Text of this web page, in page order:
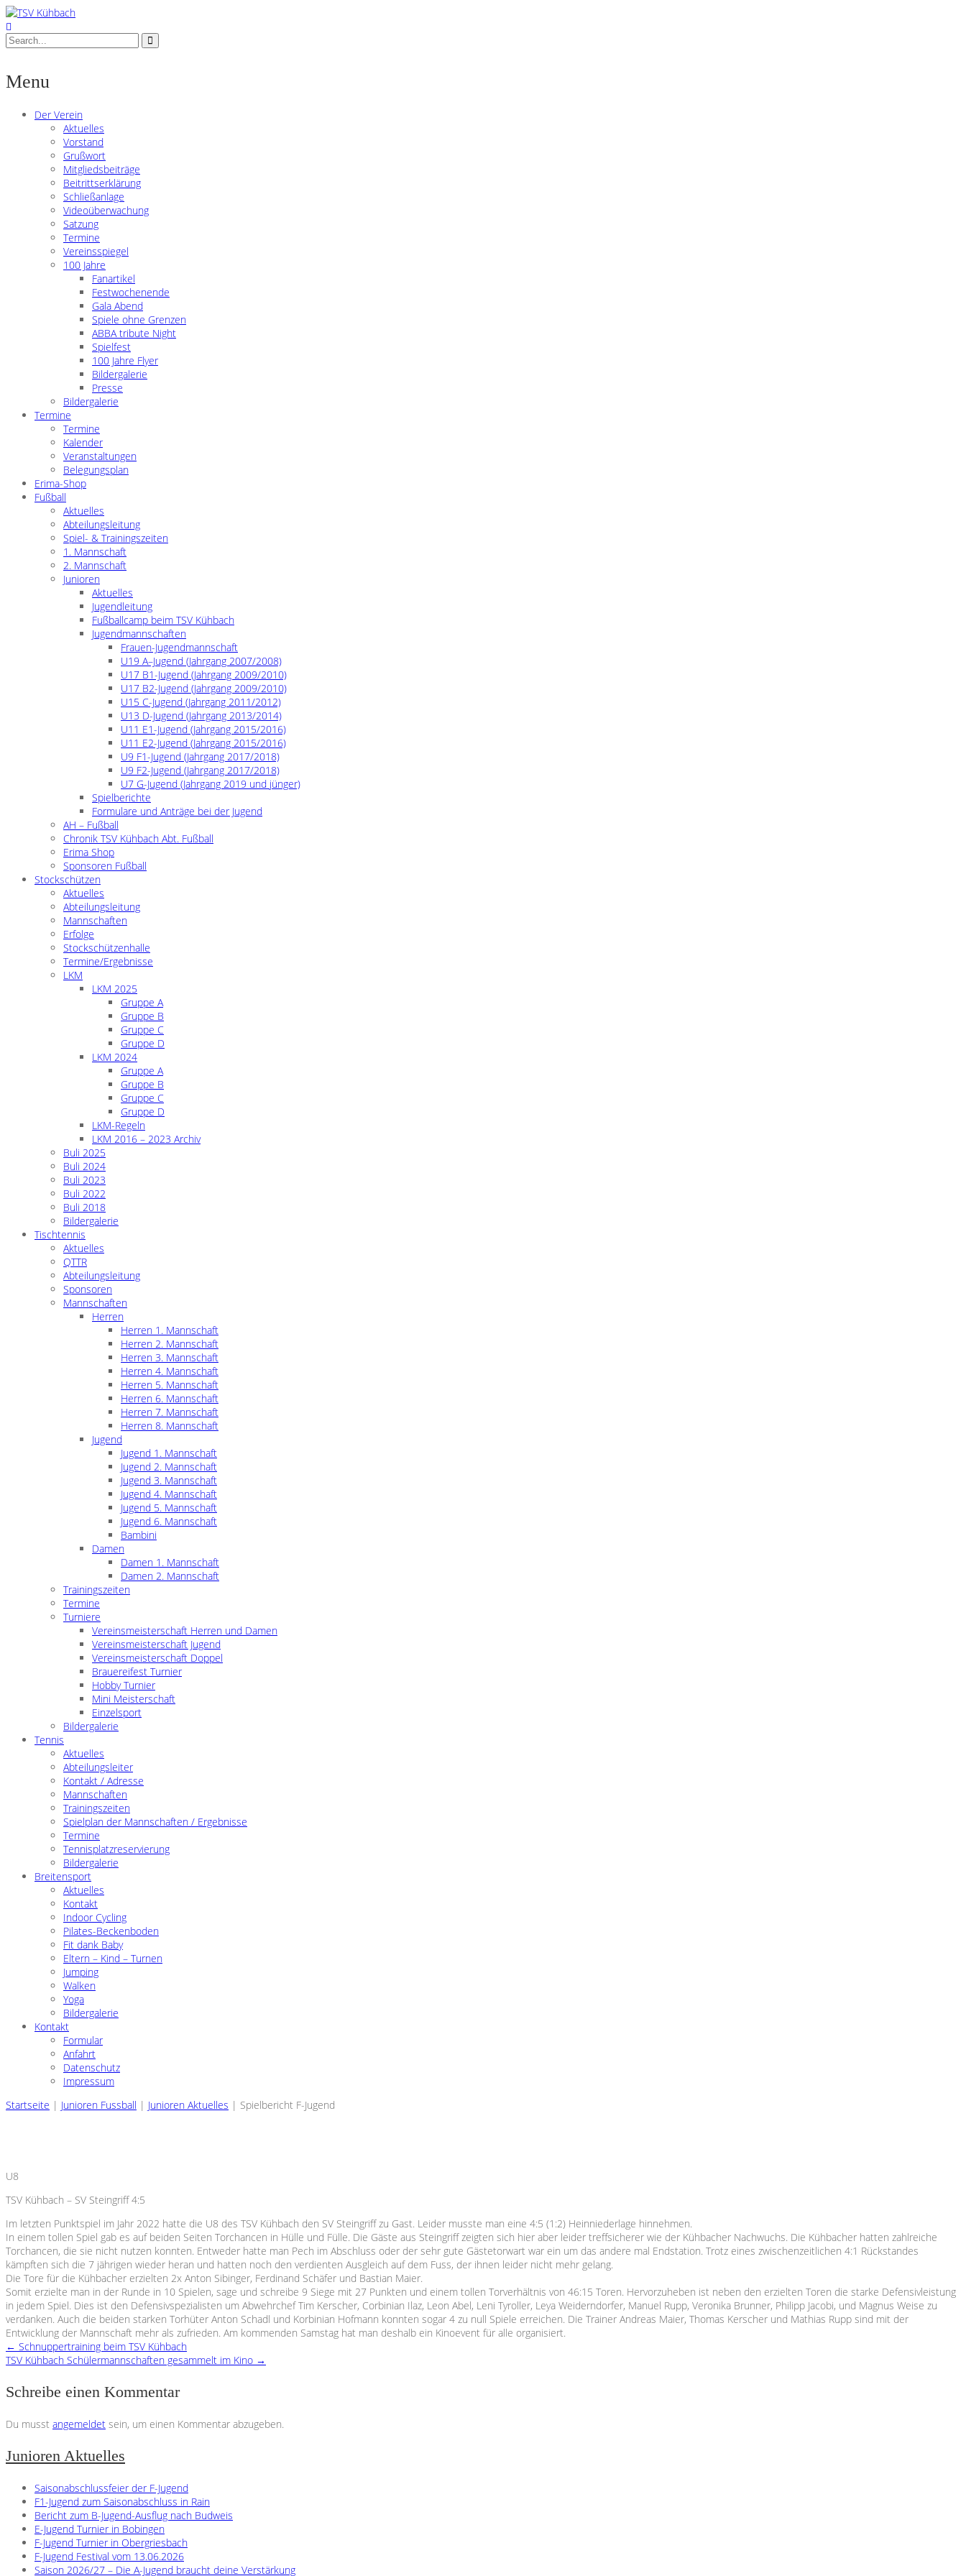
Menu
Der Verein
Aktuelles
Vorstand
Grußwort
Mitgliedsbeiträge
Beitrittserklärung
Schließanlage
Videoüberwachung
Satzung
Termine
Vereinsspiegel
100 Jahre
Fanartikel
Festwochenende
Gala Abend
Spiele ohne Grenzen
ABBA tribute Night
Spielfest
100 Jahre Flyer
Bildergalerie
Presse
Bildergalerie
Termine
Termine
Kalender
Veranstaltungen
Belegungsplan
Erima-Shop
Fußball
Aktuelles
Abteilungsleitung
Spiel- & Trainingszeiten
1. Mannschaft
2. Mannschaft
Junioren
Aktuelles
Jugendleitung
Fußballcamp beim TSV Kühbach
Jugendmannschaften
Frauen-Jugendmannschaft
U19 A–Jugend (Jahrgang 2007/2008)
U17 B1-Jugend (Jahrgang 2009/2010)
U17 B2-Jugend (Jahrgang 2009/2010)
U15 C-Jugend (Jahrgang 2011/2012)
U13 D-Jugend (Jahrgang 2013/2014)
U11 E1-Jugend (Jahrgang 2015/2016)
U11 E2-Jugend (Jahrgang 2015/2016)
U9 F1-Jugend (Jahrgang 2017/2018)
U9 F2-Jugend (Jahrgang 2017/2018)
U7 G-Jugend (Jahrgang 2019 und jünger)
Spielberichte
Formulare und Anträge bei der Jugend
AH – Fußball
Chronik TSV Kühbach Abt. Fußball
Erima Shop
Sponsoren Fußball
Stockschützen
Aktuelles
Abteilungsleitung
Mannschaften
Erfolge
Stockschützenhalle
Termine/Ergebnisse
LKM
LKM 2025
Gruppe A
Gruppe B
Gruppe C
Gruppe D
LKM 2024
Gruppe A
Gruppe B
Gruppe C
Gruppe D
LKM-Regeln
LKM 2016 – 2023 Archiv
Buli 2025
Buli 2024
Buli 2023
Buli 2022
Buli 2018
Bildergalerie
Tischtennis
Aktuelles
QTTR
Abteilungsleitung
Sponsoren
Mannschaften
Herren
Herren 1. Mannschaft
Herren 2. Mannschaft
Herren 3. Mannschaft
Herren 4. Mannschaft
Herren 5. Mannschaft
Herren 6. Mannschaft
Herren 7. Mannschaft
Herren 8. Mannschaft
Jugend
Jugend 1. Mannschaft
Jugend 2. Mannschaft
Jugend 3. Mannschaft
Jugend 4. Mannschaft
Jugend 5. Mannschaft
Jugend 6. Mannschaft
Bambini
Damen
Damen 1. Mannschaft
Damen 2. Mannschaft
Trainingszeiten
Termine
Turniere
Vereinsmeisterschaft Herren und Damen
Vereinsmeisterschaft Jugend
Vereinsmeisterschaft Doppel
Brauereifest Turnier
Hobby Turnier
Mini Meisterschaft
Einzelsport
Bildergalerie
Tennis
Aktuelles
Abteilungsleiter
Kontakt / Adresse
Mannschaften
Trainingszeiten
Spielplan der Mannschaften / Ergebnisse
Termine
Tennisplatzreservierung
Bildergalerie
Breitensport
Aktuelles
Kontakt
Indoor Cycling
Pilates-Beckenboden
Fit dank Baby
Eltern – Kind – Turnen
Jumping
Walken
Yoga
Bildergalerie
Kontakt
Formular
Anfahrt
Datenschutz
Impressum
Startseite | Junioren Fussball | Junioren Aktuelles | Spielbericht F-Jugend
U8
TSV Kühbach – SV Steingriff 4:5
Im letzten Punktspiel im Jahr 2022 hatte die U8 des TSV Kühbach den SV Steingriff zu Gast. Leider musste man eine 4:5 (1:2) Heinniederlage hinnehmen.
In einem tollen Spiel gab es auf beiden Seiten Torchancen in Hülle und Fülle. Die Gäste aus Steingriff zeigten sich hier aber leider treffsicherer wie der Kühbacher Nachwuchs. Die Kühbacher hatten zahlreiche
Torchancen, die sie nicht nutzen konnten. Entweder hatte man Pech im Abschluss oder der sehr gute Gästetorwart war ein um das andere mal Endstation. Trotz eines zwischenzeitlichen 4:1 Rückstandes
kämpften sich die 7 jährigen wieder heran und hatten noch den verdienten Ausgleich auf dem Fuss, der ihnen leider nicht mehr gelang.
Die Tore für die Kühbacher erzielten 2x Anton Sibinger, Ferdinand Schäfer und Bastian Maier.
Somit erzielte man in der Runde in 10 Spielen, sage und schreibe 9 Siege mit 27 Punkten und einem tollen Torverhältnis von 46:15 Toren. Hervorzuheben ist neben den erzielten Toren die starke Defensivleistung
in jedem Spiel. Dies ist den Defensivspezialisten um Abwehrchef Tim Kerscher, Corbinian Ilaz, Leon Abel, Leni Tyroller, Leya Weiderndorfer, Manuel Rupp, Veronika Brunner, Philipp Jacobi, und Magnus Weise zu
verdanken. Auch die beiden starken Torhüter Anton Schadl und Korbinian Hofmann konnten sogar 4 zu null Spiele erreichen. Die Trainer Andreas Maier, Thomas Kerscher und Mathias Rupp sind mit der
Entwicklung der Mannschaft mehr als zufrieden. Am kommenden Samstag hat man deshalb ein Kinoevent für alle organisiert.
← Schnuppertraining beim TSV Kühbach
TSV Kühbach Schülermannschaften gesammelt im Kino →
Schreibe einen Kommentar
Du musst angemeldet sein, um einen Kommentar abzugeben.
Junioren Aktuelles
Saisonabschlussfeier der F-Jugend
F1-Jugend zum Saisonabschluss in Rain
Bericht zum B-Jugend-Ausflug nach Budweis
E-Jugend Turnier in Bobingen
F-Jugend Turnier in Obergriesbach
F-Jugend Festival vom 13.06.2026
Saison 2026/27 – Die A-Jugend braucht deine Verstärkung